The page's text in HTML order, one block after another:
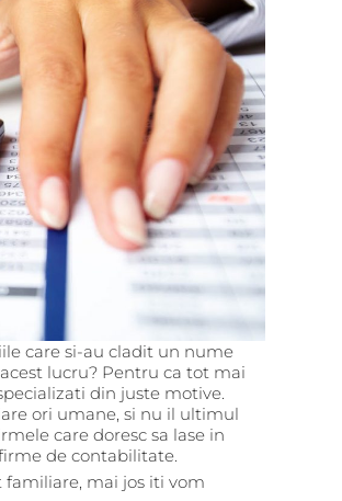
care si-au cladit un nume
lucru? Pentru ca tot mai
din juste motive.
ori umane, si nu il ultimul
care doresc sa lase in
de contabilitate.
mai jos iti vom